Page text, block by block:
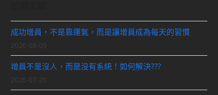
成功增員，不是靠運氣，而是讓增員成為每天的習慣
增員不是沒人，而是沒有系統！如何解決???